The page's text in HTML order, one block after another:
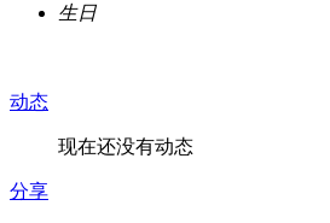
生日
动态
现在还没有动态
分享